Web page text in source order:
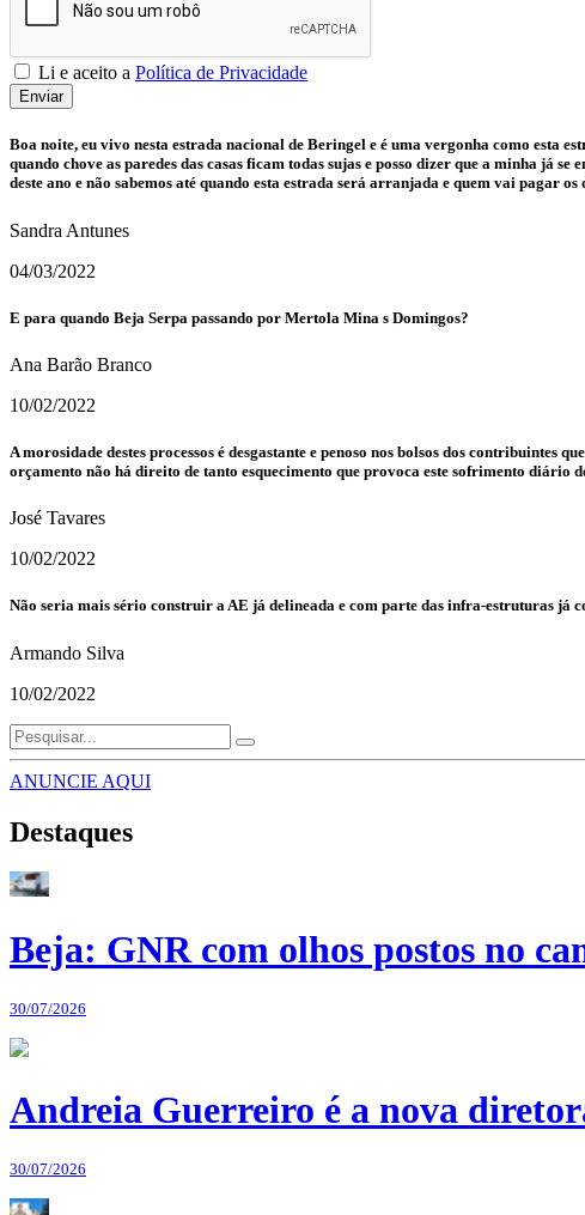
Li e aceito a Política de Privacidade
Enviar
Boa noite, eu vivo nesta estrada nacional de Beringel e é uma vergonha como esta
quando chove as paredes das casas ficam todas sujas e posso dizer que a minha já
deste ano e não sabemos até quando esta estrada será arranjada e quem vai pagar os
Sandra Antunes
04/03/2022
E para quando Beja Serpa passando por Mertola Mina s Domingos?
Ana Barão Branco
10/02/2022
A morosidade destes processos é desgastante e penoso nos bolsos dos contribuintes
orçamento não há direito de tanto esquecimento que provoca este sofrimento diário
José Tavares
10/02/2022
Não seria mais sério construir a AE já delineada e com parte das infra-estruturas já
Armando Silva
10/02/2022
ANUNCIE AQUI
Destaques
Beja: GNR com olhos postos no
30/07/2026
Andreia Guerreiro é a nova
30/07/2026